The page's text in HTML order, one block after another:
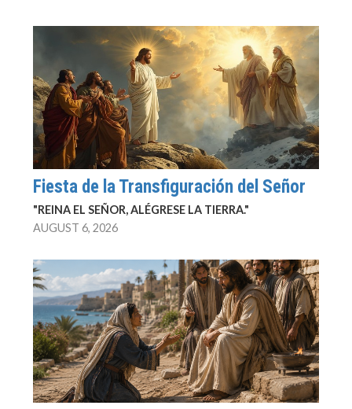
Fiesta de la Transfiguración del Señor
"REINA EL SEÑOR, ALÉGRESE LA TIERRA."
AUGUST 6, 2026